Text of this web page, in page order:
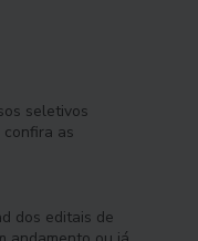
seletivos
as
dos editais de